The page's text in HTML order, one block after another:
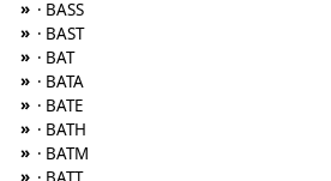
» · BASS
» · BAST
» · BAT
» · BATA
» · BATE
» · BATH
» · BATM
»